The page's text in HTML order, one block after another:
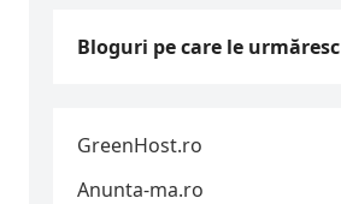
Bloguri pe care le urmăresc
GreenHost.ro
Anunta-ma.ro